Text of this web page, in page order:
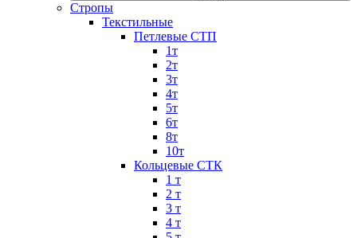
Стропы
Текстильные
Петлевые СТП
1т
2т
3т
4т
5т
6т
8т
10т
Кольцевые СТК
1 т
2 т
3 т
4 т